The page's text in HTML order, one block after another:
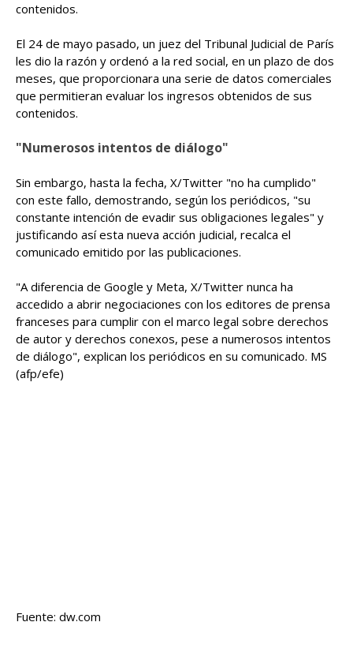
contenidos.
El 24 de mayo pasado, un juez del Tribunal Judicial de París
les dio la razón y ordenó a la red social, en un plazo de dos
meses, que proporcionara una serie de datos comerciales
que permitieran evaluar los ingresos obtenidos de sus
contenidos.
"Numerosos intentos de diálogo"
Sin embargo, hasta la fecha, X/Twitter "no ha cumplido"
con este fallo, demostrando, según los periódicos, "su
constante intención de evadir sus obligaciones legales" y
justificando así esta nueva acción judicial, recalca el
comunicado emitido por las publicaciones.
"A diferencia de Google y Meta, X/Twitter nunca ha
accedido a abrir negociaciones con los editores de prensa
franceses para cumplir con el marco legal sobre derechos
de autor y derechos conexos, pese a numerosos intentos
de diálogo", explican los periódicos en su comunicado. MS
(afp/efe)
Fuente: dw.com